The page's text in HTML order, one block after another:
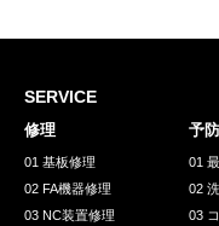
採用情報
GREEN
環境への取り組み
SERVICE
修理
01 基板修理
02 FA機器修理
03 NC装置修理
予
01
02
03